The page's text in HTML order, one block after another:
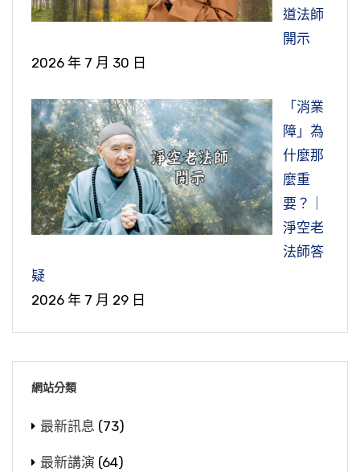
道法師
開示
2026 年 7 月 30 日
「消業
障」為
什麼那
麼重
要？｜
淨空老
法師答
疑
2026 年 7 月 29 日
網站分類
最新訊息 (73)
最新講演 (64)